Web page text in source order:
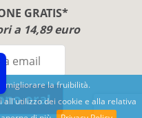
migliorare la fruibilità.
dei cookie e alla relativa
GRATIS*
a 14,89 euro
ora!
dal 1987